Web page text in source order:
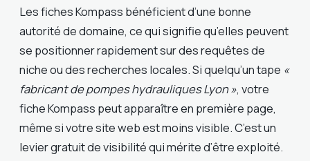
Les fiches Kompass bénéficient d’une bonne
autorité de domaine, ce qui signifie qu’elles peuvent
se positionner rapidement sur des requêtes de
niche ou des recherches locales. Si quelqu’un tape «
fabricant de pompes hydrauliques Lyon », votre
fiche Kompass peut apparaître en première page,
même si votre site web est moins visible. C’est un
levier gratuit de visibilité qui mérite d’être exploité.